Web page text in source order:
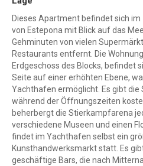
Dieses Apartment befindet sich
von Estepona mit Blick auf das
Gehminuten von vielen
Restaurants entfernt. Die
Erdgeschoss des Blocks, befindet
Seite auf einer erhöhten Ebene,
Yachthafen ermöglicht. Es gibt die
während der Öffnungszeiten
beherbergt die Stierkampfarena
verschiedene Museen und einen
findet im Yachthafen selbst ein
Kunsthandwerksmarkt statt. Es
geschäftige Bars, die nach